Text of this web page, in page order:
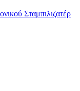
Σταμπιλιζατέρ